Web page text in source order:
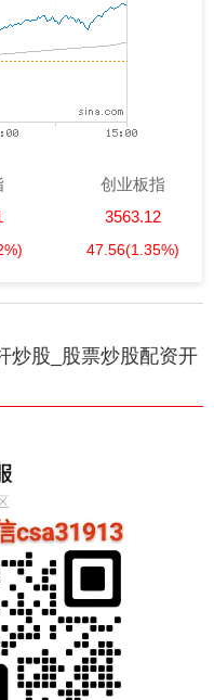
创业板指
3563.12
47.56(1.35%)
炒股_股票炒股配资开